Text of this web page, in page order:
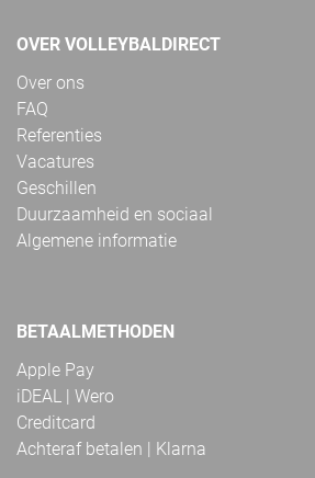
OVER VOLLEYBALDIRECT
Over ons
FAQ
Referenties
Vacatures
Geschillen
Duurzaamheid en sociaal
Algemene informatie
BETAALMETHODEN
Apple Pay
iDEAL | Wero
Creditcard
Achteraf betalen | Klarna